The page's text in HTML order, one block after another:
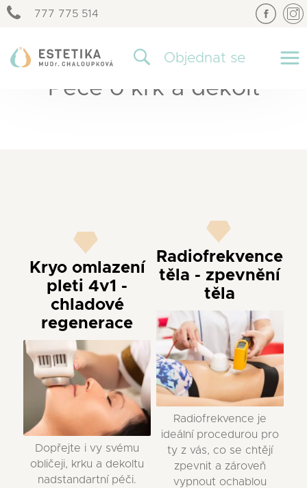
777 775 514
Objednat se
Péče o krk a dekolt
Kryo omlazení
pleti 4v1 -
chladové
regenerace
Dopřejte i vy svému
obličeji, krku a dekoltu
nadstandartní péči.
Radiofrekvence
těla - zpevnění
těla
Radiofrekvence je
ideální procedurou pro
ty z vás, co se chtějí
zpevnit a zároveň
vypnout ochablou
×